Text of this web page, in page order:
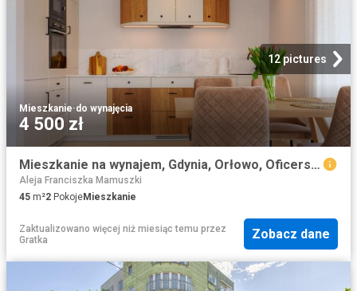
12 pictures
Mieszkanie·do wynajęcia
4 500 zł
Mieszkanie na wynajem, Gdynia, Orłowo, Oficerska
Aleja Franciszka Mamuszki
45 m²2 PokojeMieszkanie
Zaktualizowano więcej niż miesiąc temu przez
Gratka
Zobacz dane